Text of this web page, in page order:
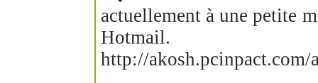
actuellement à une petite
Hotmail.
http://